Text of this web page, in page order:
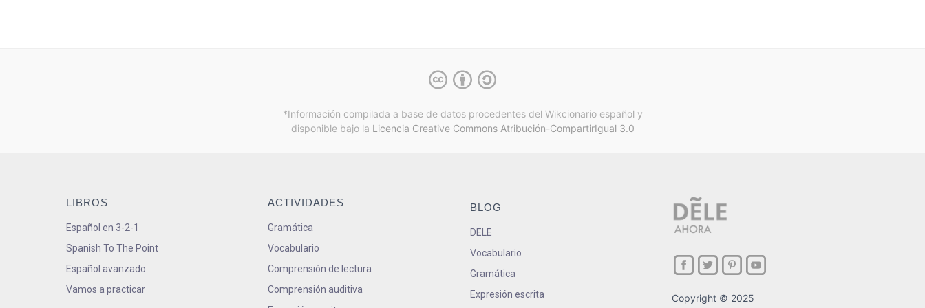
*Información compilada a base de datos procedentes del Wikcionario español y
disponible bajo la Licencia Creative Commons Atribución-CompartirIgual 3.0
LIBROS
Español en 3-2-1
Spanish To The Point
Español avanzado
Vamos a practicar
ACTIVIDADES
Gramática
Vocabulario
Comprensión de lectura
Comprensión auditiva
BLOG
DELE
Vocabulario
Gramática
Expresión escrita
Copyright © 2025